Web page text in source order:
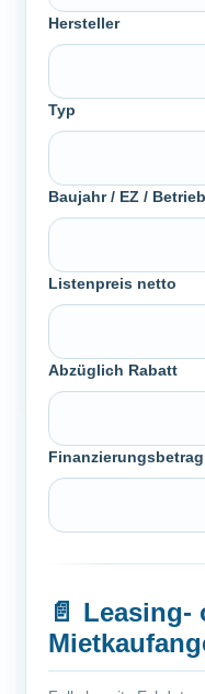
Hersteller
Typ
Baujahr / EZ /
Listenpreis netto
Abzüglich Rabatt
Finanzierungsbetrag
📄 Leasing-